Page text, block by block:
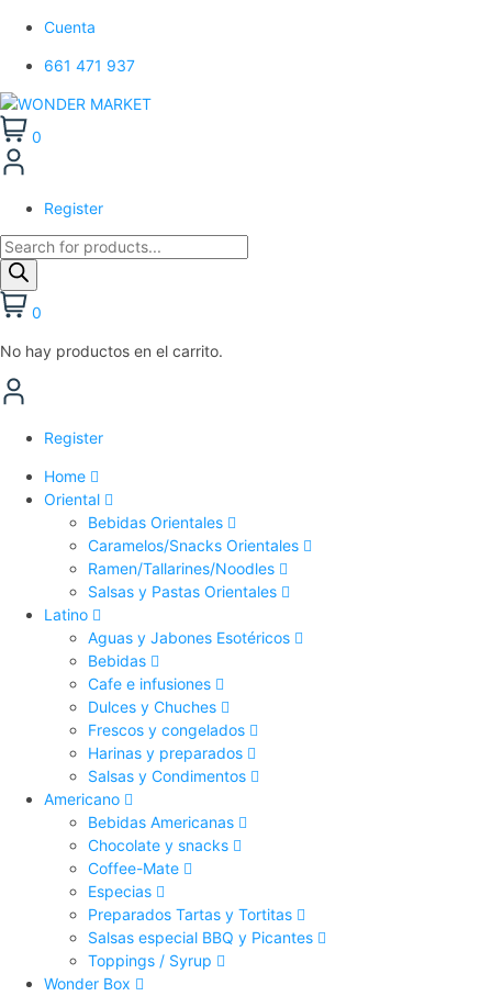
Cuenta
661 471 937
0
Register
Búsqueda
de
productos
0
No hay productos en el carrito.
Register
Home
Oriental
Bebidas Orientales
Caramelos/Snacks Orientales
Ramen/Tallarines/Noodles
Salsas y Pastas Orientales
Latino
Aguas y Jabones Esotéricos
Bebidas
Cafe e infusiones
Dulces y Chuches
Frescos y congelados
Harinas y preparados
Salsas y Condimentos
Americano
Bebidas Americanas
Chocolate y snacks
Coffee-Mate
Especias
Preparados Tartas y Tortitas
Salsas especial BBQ y Picantes
Toppings / Syrup
Wonder Box